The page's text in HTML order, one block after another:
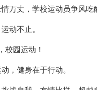
万丈，学校运动员争风吃
动不止。
校园运动！
，健身在于行动。